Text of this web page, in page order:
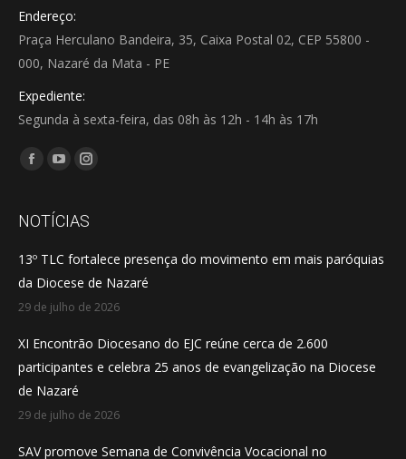
Endereço:
Praça Herculano Bandeira, 35, Caixa Postal 02, CEP 55800 -
000, Nazaré da Mata - PE
Expediente:
Segunda à sexta-feira, das 08h às 12h - 14h às 17h
Encontre-nos em:
Facebook
opens
new
window
YouTube
opens
new
window
Instagram
opens
new
window
NOTÍCIAS
13º TLC fortalece presença do movimento em mais paróquias
da Diocese de Nazaré
29 de julho de 2026
XI Encontrão Diocesano do EJC reúne cerca de 2.600
participantes e celebra 25 anos de evangelização na Diocese
de Nazaré
29 de julho de 2026
SAV promove Semana de Convivência Vocacional no